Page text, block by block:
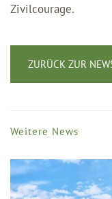
Zivilcourage.
ZURÜCK ZUR
Weitere News